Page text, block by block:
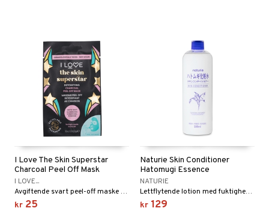
I Love The Skin Superstar
Charcoal Peel Off Mask
I LOVE...
Avgiftende svart peel-off maske fra I Love
kr 25
Naturie Skin Conditioner
Hatomugi Essence
NATURIE
Lettflytende lotion med fuktighetsgivende perlebyggekstrakt for både ansikt og kropp.
kr 129